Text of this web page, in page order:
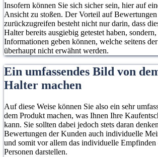
Insofern können Sie sich sicher sein, hier auf
Ansicht zu stoßen. Der Vorteil auf
zurückzugreifen besteht nicht nur darin, dass
Halter bereits ausgiebig getestet haben,
Informationen geben können, welche seitens
überhaupt nicht erwähnt werden.
Ein umfassendes Bild von
Halter machen
Auf diese Weise können Sie also ein sehr
dem Produkt machen, was Ihnen Ihre
kann. Sie sollten dabei jedoch stets daran
Bewertungen der Kunden auch individuelle
und somit vor allem das individuelle
Personen darstellen.